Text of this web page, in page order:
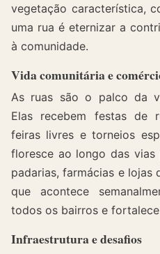
vegetação característica,
uma rua é eternizar a
à comunidade.
Vida comunitária e
As ruas são o palco da
Elas recebem festas de
feiras livres e torneios
floresce ao longo das vias
padarias, farmácias e lojas
que acontece
todos os bairros e
Infraestrutura e desafios